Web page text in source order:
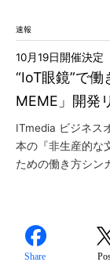
速報
“IoT眼鏡”で
MEME」開発
10月19日開催決定
ITmedia ビジネス
本の『非生産的な
ための働き方シン
Share